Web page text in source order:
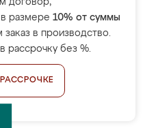
договор,
размере 10% от суммы
заказ в производство.
рассрочку без %.